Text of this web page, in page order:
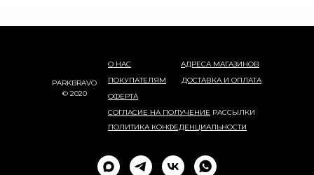
О НАС
АДРЕСА МАГАЗИНОВ
ПОКУПАТЕЛЯМ
PARKBRAVO
© 2020
СОГЛАСИЕ НА ПОЛУЧЕНИЕ РАССЫЛКИ
ПОЛИТИКА КОНФЕДЕНЦИАЛЬНОСТИ
ОФЕРТА
ДОСТАВКА И ОПЛАТА